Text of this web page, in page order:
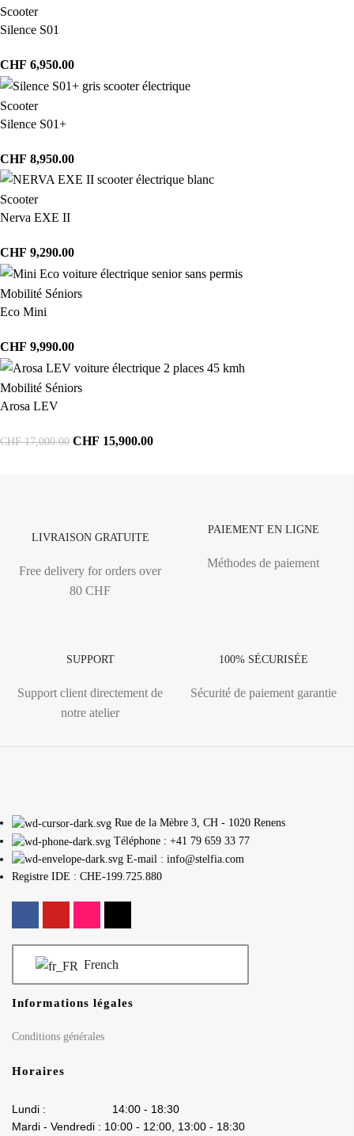
Scooter
Silence S01
CHF 6,950.00
Scooter
Silence S01+
CHF 8,950.00
Scooter
Nerva EXE II
CHF 9,290.00
Mobilité Séniors
Eco Mini
CHF 9,990.00
Mobilité Séniors
Arosa LEV
CHF17,000.00 CHF 15,900.00
LIVRAISON GRATUITE
Free delivery for orders over
80 CHF
PAIEMENT EN LIGNE
Méthodes de paiement
SUPPORT
Support client directement de
notre atelier
100% SÉCURISÉE
Sécurité de paiement garantie
Rue de la Mèbre 3, CH - 1020 Renens
Téléphone : +41 79 659 33 77
E-mail : info@stelfia.com
Registre IDE : CHE-199.725.880
French
Informations légales
Conditions générales
Horaires
Lundi : 14:00 - 18:30
Mardi - Vendredi : 10:00 - 12:00, 13:00 - 18:30